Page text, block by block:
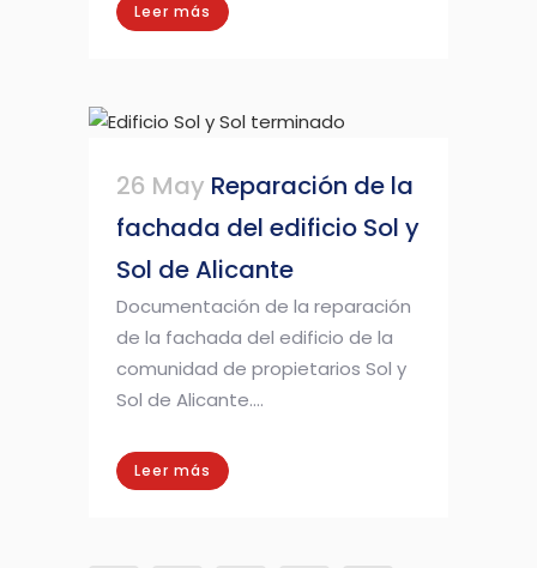
Leer más
26 May Reparación de la
fachada del edificio Sol y
Sol de Alicante
Documentación de la reparación
de la fachada del edificio de la
comunidad de propietarios Sol y
Sol de Alicante....
Leer más